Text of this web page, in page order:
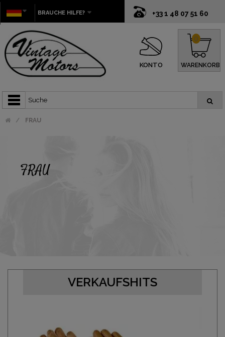
+33 1 48 07 51 60
BRAUCHE HILFE?
KONTO WARENKORB
0
FRAU
FRAU
VERKAUFSHITS